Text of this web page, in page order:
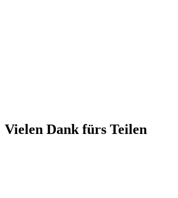
Vielen Dank fürs Teilen